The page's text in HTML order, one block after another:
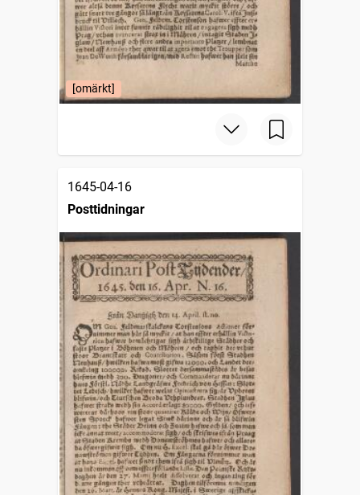
[omärkt]
1645-04-16
Posttidningar